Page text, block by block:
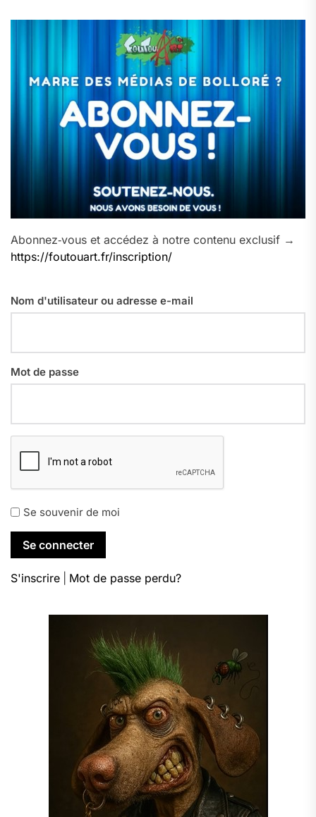
Abonnez‑vous et accédez à notre contenu exclusif →
https://foutouart.fr/inscription/
Nom d'utilisateur ou adresse e-mail
Mot de passe
Se souvenir de moi
S'inscrire Mot de passe perdu?